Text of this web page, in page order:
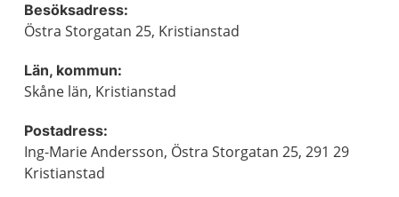
Besöksadress:
Östra Storgatan 25, Kristianstad
Län, kommun:
Skåne län, Kristianstad
Postadress:
Ing-Marie Andersson, Östra Storgatan 25, 291 29
Kristianstad